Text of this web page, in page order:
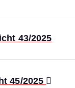
43/2025
45/2025